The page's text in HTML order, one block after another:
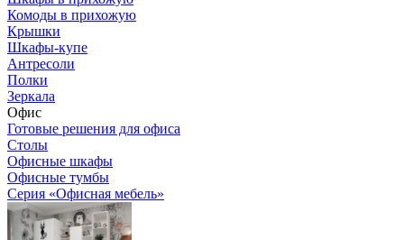
Комоды в прихожую
Крышки
Шкафы-купе
Антресоли
Полки
Зеркала
Офис
Готовые решения для офиса
Столы
Офисные шкафы
Офисные тумбы
Серия «Офисная мебель»